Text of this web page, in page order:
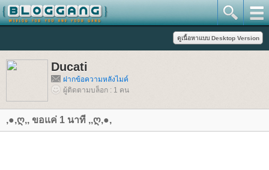
Ducati
ฝากข้อความหลังไมค์
ผู้ติดตามบล็อก : 1 คน
,●,ღ,, ขอแค่ 1 นาที ,,ღ,●,